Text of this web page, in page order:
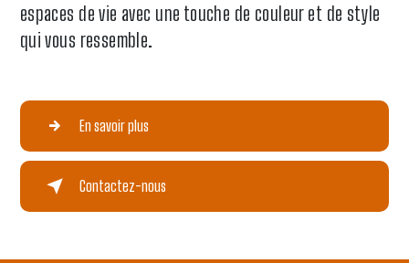
espaces de vie avec une touche de couleur et de style
qui vous ressemble.
En savoir plus
Contactez-nous